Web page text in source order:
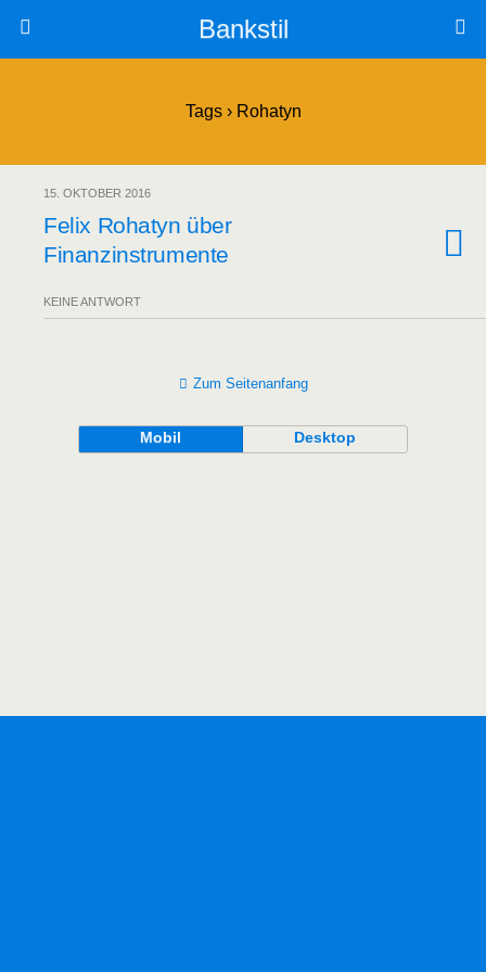
Bankstil
Tags › Rohatyn
15. OKTOBER 2016
Felix Roh­a­tyn über
Finanzinstrumente
KEINE ANTWORT
Zum Seitenanfang
Mobil Desktop